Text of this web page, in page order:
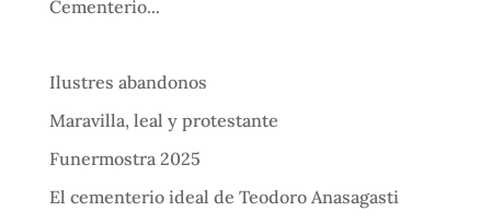
Cementerio...
Ilustres abandonos
Maravilla, leal y protestante
Funermostra 2025
El cementerio ideal de Teodoro Anasagasti